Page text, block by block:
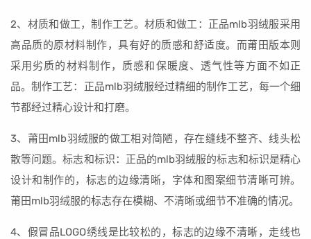
2、材质和做工，制作工艺。材质和做工：正品mlb羽绒服采用
高品质的原材料制作，具有好的质感和舒适度。而莆田版本则
采用劣质的材料制作，质感和保暖度、透气性等方面不如正
品。制作工艺：正品mlb羽绒服经过精细的制作工艺，每一个细
节都经过精心设计和打磨。
3、莆田mlb羽绒服的做工相对简陋，存在缝线不整齐、线头松
散等问题。标志和标识：正品的mlb羽绒服的标志和标识是精心
设计和制作的，标志的边缘清晰，字体和图案细节清晰可辨。
莆田mlb羽绒服的标志存在模糊、不清晰或细节不准确的情况。
4、假冒品LOGO绣线是比较松的，标志的边缘不清晰，走线也